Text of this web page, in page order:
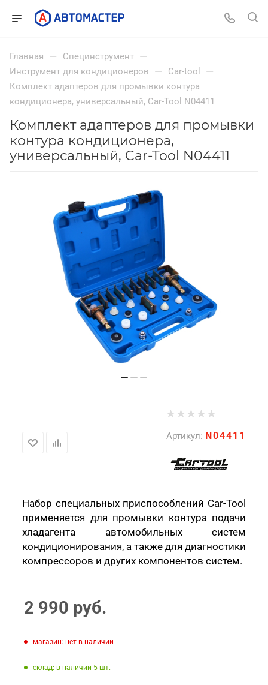
Главная — Специнструмент —
Инструмент для кондиционеров — Car-tool —
Комплект адаптеров для промывки контура
кондиционера, универсальный, Car-Tool N04411
Комплект адаптеров для промывки
контура кондиционера,
универсальный, Car-Tool N04411
Артикул: N04411
Набор специальных приспособлений Car-Tool
применяется для промывки контура подачи
хладагента автомобильных систем
кондиционирования, а также для диагностики
компрессоров и других компонентов систем.
2 990 руб.
Магазин: нет в наличии
Склад: в наличии 5